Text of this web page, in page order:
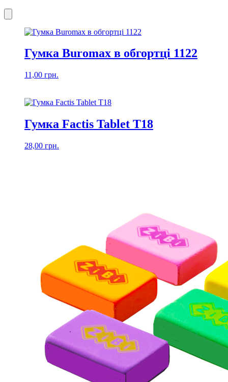
Гумка Buromax в обгортці 1122
11,00 грн.
Гумка Factis Tablet T18
28,00 грн.